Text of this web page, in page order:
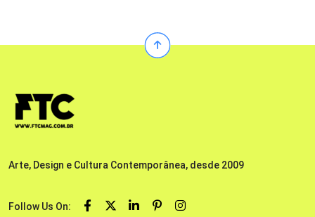
Arte, Design e Cultura Contemporânea, desde 2009
Follow Us On: